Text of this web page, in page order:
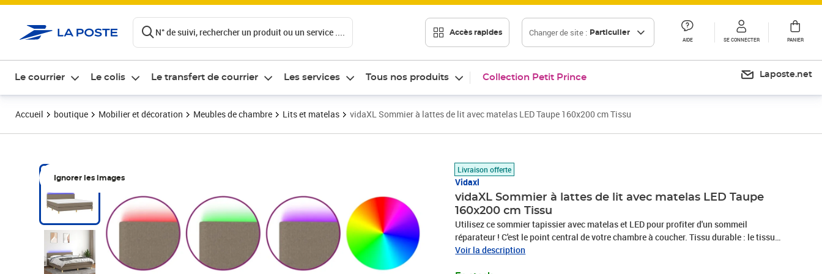
N° de suivi, rechercher un produit ou un service .... Accès rapides Changer de site : Particulier
AIDE SE CONNECTER PANIER
Le courrier Le colis Le transfert de courrier Les services Tous nos produits Collection Petit Prince Laposte.net
Accueil boutique Mobilier et décoration Meubles de chambre Lits et matelas vidaXL Sommier à lattes de lit avec matelas LED Taupe 160x200 cm Tissu
Ignorer les images
Livraison offerte
Vidaxl
vidaXL Sommier à lattes de lit avec matelas LED Taupe
160x200 cm Tissu
Utilisez ce sommier tapissier avec matelas et LED pour profiter d'un sommeil
réparateur ! C'est le point central de votre chambre à coucher. Tissu durable : le tissu
présente un aspect simple et épuré, et il est respirant et durable.Tête de lit pratique : la
Voir la description
Prix 611,89€